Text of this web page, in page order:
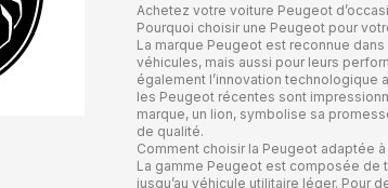
Achetez votre voiture Peugeot
Pourquoi choisir une Peugeot pour
La marque Peugeot est reconnue
véhicules, mais aussi pour leurs
également l’innovation technologique
les Peugeot récentes sont
marque, un lion, symbolise sa
de qualité.
Comment choisir la Peugeot adaptée
La gamme Peugeot est composée de
jusqu’au véhicule utilitaire léger. Pour